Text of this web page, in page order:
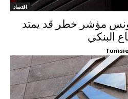
اقتصاد
مؤشر خطر قد يمتد
البنكي